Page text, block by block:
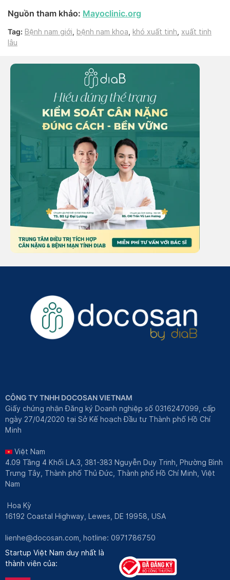
Nguồn tham khảo: Mayoclinic.org
Tag: Bệnh nam giới bệnh nam khoa khó xuất tinh
xuất tinh
lâu
CÔNG TY TNHH DOCOSAN VIETNAM
Giấy chứng nhận Đăng ký Doanh nghiệp số 0316247099, cấp
ngày 27/04/2020 tại Sở Kế hoạch Đầu tư Thành phố Hồ Chí
Minh
Việt Nam
4.09 Tầng 4 Khối LA.3, 381-383 Nguyễn Duy Trinh, Phường Bình
Trưng Tây, Thành phố Thủ Đức, Thành phố Hồ Chí Minh, Việt
Nam
Hoa Kỳ
16192 Coastal Highway, Lewes, DE 19958, USA
lienhe@docosan.com , hotline: 0971786750
Startup Việt Nam duy nhất là
thành viên của: